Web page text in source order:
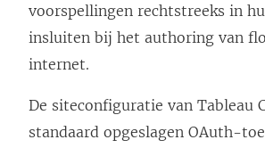
voorspellingen rechtstreeks in
insluiten bij het authoring van
internet.
De siteconfiguratie van Tableau
standaard opgeslagen OAuth-